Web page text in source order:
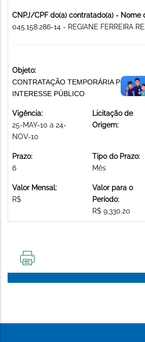
CNPJ/CPF do(a) contratado(a) - Nome
045.158.286-14 - REGIANE FERREIRA
Objeto:
CONTRATAÇÃO TEMPORÁRIA POR
INTERESSE PÚBLICO
Vigência:
25-MAY-10 a 24-
NOV-10
Licitação de
Origem:
Prazo:
6
Tipo do Prazo:
Mês
Valor Mensal:
R$
Valor para o
Período:
R$ 9,330.20
PÁGINA